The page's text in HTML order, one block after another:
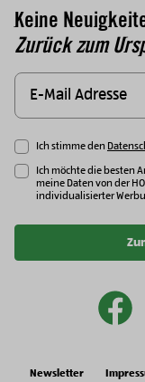
Keine
Zurück zum
Ich stimme den
Ich möchte die besten
meine Daten von der
individualisierter
Newsletter